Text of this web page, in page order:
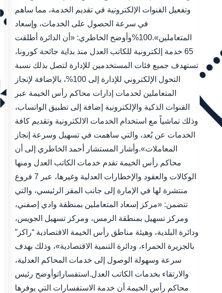
وتفعيل القنوات الإلكترونية في تقديم الخدمة، مما ساهم
في سرعة الحصول على الخدمات، وإسعاد
المتعاملين».100%وأوضح الخاطري: «أن الدائرة أطلقت
65 خدمة إلكترونية للكاتب العدل منذ بداية جائحة كورونا،
تستهدف جميع فئات المستخدمين للإدارة لتصل بذلك نسبة
التحول الإلكتروني للإدارة إلى 100%، بالإضافة لإنجاز
المتعاملين لخدمات إدارات محاكم رأس الخيمة عبر
القنوات الذكية والإلكترونية إضافة إلى تطبيق الواتساب،
وذلك تماشياً مع استخدام الخدمات الالكترونية وتقديم كافة
الخدمات عن بُعد، والتي ساهمت في تسهيل وسرعة إنجاز
المعاملات».وأشار المستشار أحمد الخاطري إلى أن
محاكم رأس الخيمة تقدم خدمات الكاتب العدل ومنها
الوكالات والعقود والإخطارات العدلية وغيرها، عبر 7 فروع
منتشرة لها في الإمارة إلى جانب المقر الرئيسي، والتي
تتضمن: «مركز إسعاد المتعاملين بمنطقة وادي إصفني،
ومركز تسهيل بمنطقة الرمس، ومركز تسهيل الجويس،
ودائرة البلدية، وهيئة مناطق رأس الخيمة الاقتصادية “راكز”
بالجزيرة الحمراء، ودائرة التنمية الاقتصادية»، وذلك بهدف
سرعة وسهولة الوصول إلى خدمات المحاكم العدلية،
والارتقاء بخدمات الكاتب العدل.استفساراتوأوضح رئيس
محاكم رأس الخيمة أن خدمة الاستفسارات التي يوفرها